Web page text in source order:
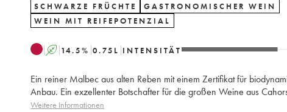
SCHWARZE FRÜCHTE
GASTRONOMISCHER WEIN
WEIN MIT REIFEPOTENZIAL
A 14.5% 0.75 L INTENSITÄT
Ein reiner Malbec aus alten Reben mit einem Zertifikat für
Anbau. Ein exzellenter Botschafter für die großen Weine aus
Weitere Informationen